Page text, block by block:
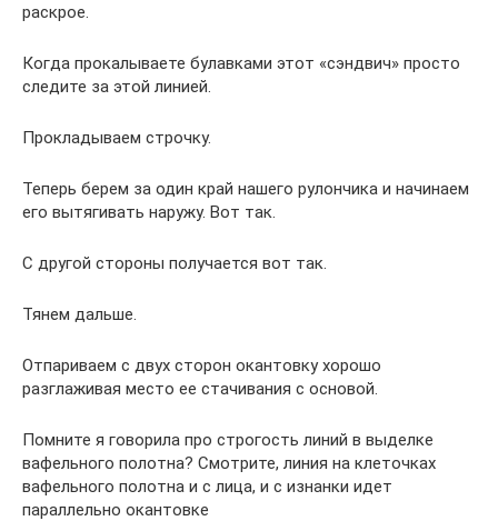
раскрое.
Когда прокалываете булавками этот «сэндвич» просто
следите за этой линией.
Прокладываем строчку.
Теперь берем за один край нашего рулончика и начинаем
его вытягивать наружу. Вот так.
С другой стороны получается вот так.
Тянем дальше.
Отпариваем с двух сторон окантовку хорошо
разглаживая место ее стачивания с основой.
Помните я говорила про строгость линий в выделке
вафельного полотна? Смотрите, линия на клеточках
вафельного полотна и с лица, и с изнанки идет
параллельно окантовке